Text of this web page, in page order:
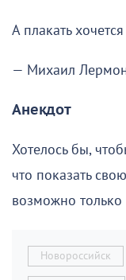
А плакать
— Михаил
Анекдот
Хотелось бы,
что показать
возможно
Новороссийск